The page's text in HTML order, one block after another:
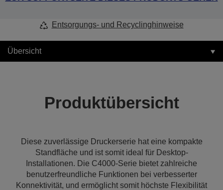
Entsorgungs- und Recyclinghinweise
Übersicht
Produktübersicht
Diese zuverlässige Druckerserie hat eine kompakte
Standfläche und ist somit ideal für Desktop-
Installationen. Die C4000-Serie bietet zahlreiche
benutzerfreundliche Funktionen bei verbesserter
Konnektivität, und ermöglicht somit höchste Flexibilität